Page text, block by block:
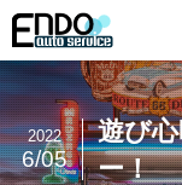
遊び
ー！
2022
6/05